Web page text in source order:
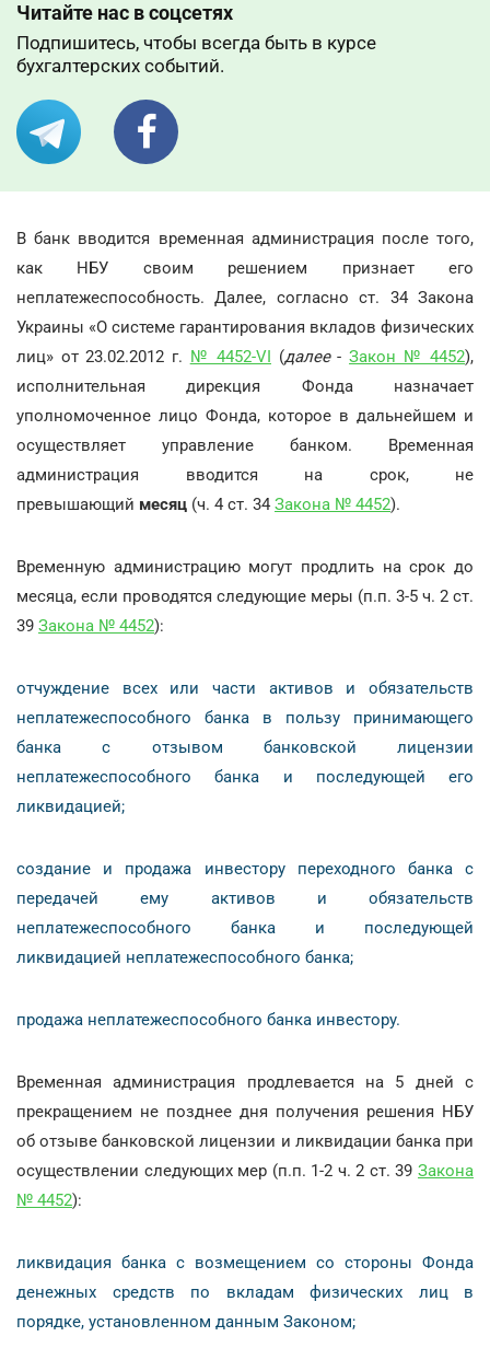
Читайте нас в соцсетях
Подпишитесь, чтобы всегда быть в курсе
бухгалтерских событий.
В банк вводится временная администрация после того,
как НБУ своим решением признает его
неплатежеспособность. Далее, согласно ст. 34 Закона
Украины «О системе гарантирования вкладов физических
лиц» от 23.02.2012 г. № 4452-VI (далее-Закон № 4452),
исполнительная дирекция Фонда назначает
уполномоченное лицо Фонда, которое в дальнейшем и
осуществляет управление банком. Временная
администрация вводится на срок, не
превышающий месяц (ч. 4 ст. 34 Закона № 4452).
Временную администрацию могут продлить на срок до
месяца, если проводятся следующие меры (п.п. 3-5 ч. 2 ст.
39 Закона № 4452):
отчуждение всех или части активов и обязательств
неплатежеспособного банка в пользу принимающего
банка с отзывом банковской лицензии
неплатежеспособного банка и последующей его
ликвидацией;
создание и продажа инвестору переходного банка с
передачей ему активов и обязательств
неплатежеспособного банка и последующей
ликвидацией неплатежеспособного банка;
продажа неплатежеспособного банка инвестору.
Временная администрация продлевается на 5 дней с
прекращением не позднее дня получения решения НБУ
об отзыве банковской лицензии и ликвидации банка при
осуществлении следующих мер (п.п. 1-2 ч. 2 ст. 39 Закона
№ 4452):
ликвидация банка с возмещением со стороны Фонда
денежных средств по вкладам физических лиц в
порядке, установленном данным Законом;